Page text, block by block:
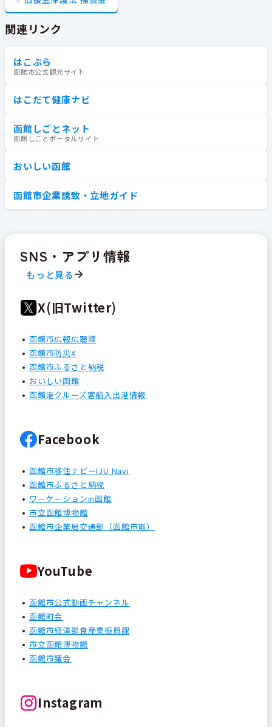
関連リンク
はこぶら
函館市公式観光サイト
はこだて健康ナビ
函館しごとネット
函館しごとポータルサイト
おいしい函館
函館市企業誘致・立地ガイド
SNS・アプリ情報
もっと見る
X(旧Twitter)
函館市広報広聴課
函館市防災X
函館市ふるさと納税
おいしい函館
函館港クルーズ客船入出港情報
Facebook
函館市移住ナビーIJU Navi
函館市ふるさと納税
ワーケーションin函館
市立函館博物館
函館市企業局交通部（函館市電）
YouTube
函館市公式動画チャンネル
函館町会
函館市経済部食産業振興課
市立函館博物館
函館市議会
Instagram